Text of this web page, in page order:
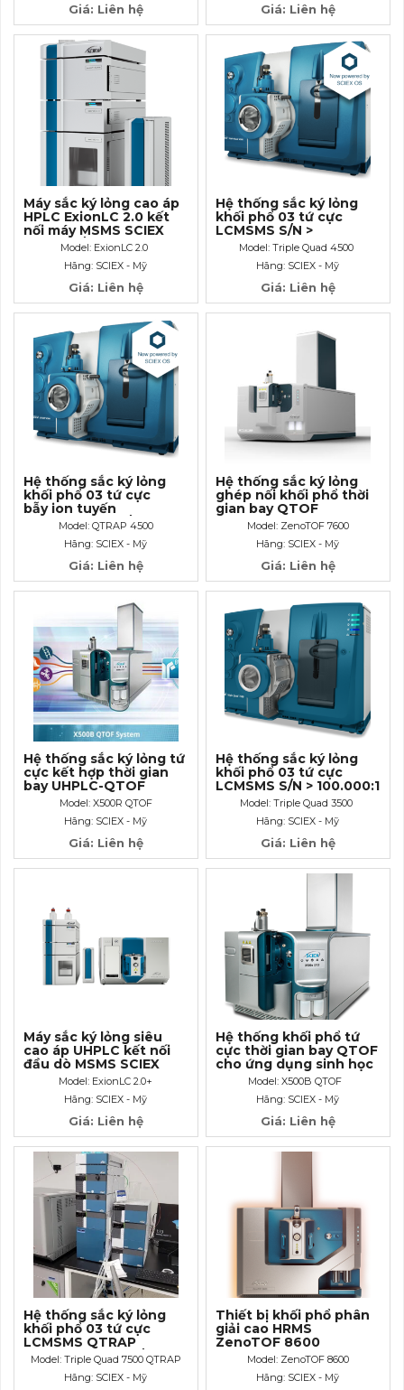
Giá: Liên hệ Giá: Liên hệ
Máy sắc ký lỏng cao áp
HPLC ExionLC 2.0 kết
nối máy MSMS SCIEX
(860 bar/ 12.473 PSI)
Model: ExionLC 2.0
Hãng: SCIEX - Mỹ
Giá: Liên hệ
Hệ thống sắc ký lỏng
khối phổ 03 tứ cực
LCMSMS S/N >
300.000:1
Model: Triple Quad 4500
Hãng: SCIEX - Mỹ
Giá: Liên hệ
Hệ thống sắc ký lỏng
khối phổ 03 tứ cực
bẫy ion tuyến
tính (QTRAP) S/N >
Model: QTRAP 4500
Hãng: SCIEX - Mỹ
Giá: Liên hệ
Hệ thống sắc ký lỏng
ghép nối khối phổ thời
gian bay QTOF
Model: ZenoTOF 7600
Hãng: SCIEX - Mỹ
Giá: Liên hệ
Hệ thống sắc ký lỏng tứ
cực kết hợp thời gian
bay UHPLC-QTOF
Model: X500R QTOF
Hãng: SCIEX - Mỹ
Giá: Liên hệ
Hệ thống sắc ký lỏng
khối phổ 03 tứ cực
LCMSMS S/N > 100.000:1
Model: Triple Quad 3500
Hãng: SCIEX - Mỹ
Giá: Liên hệ
Máy sắc ký lỏng siêu
cao áp UHPLC kết nối
đầu dò MSMS SCIEX
Model: ExionLC 2.0+
Hãng: SCIEX - Mỹ
Giá: Liên hệ
Hệ thống khối phổ tứ
cực thời gian bay QTOF
cho ứng dụng sinh học
khoa học sự sống
Model: X500B QTOF
Hãng: SCIEX - Mỹ
Giá: Liên hệ
Hệ thống sắc ký lỏng
khối phổ 03 tứ cực
LCMSMS QTRAP
Ready_độ nhạy S/N >
3.000.000:1
Model: Triple Quad 7500 QTRAP
Ready
Hãng: SCIEX - Mỹ
Thiết bị khối phổ phân
giải cao HRMS
ZenoTOF 8600
Model: ZenoTOF 8600
Hãng: SCIEX - Mỹ